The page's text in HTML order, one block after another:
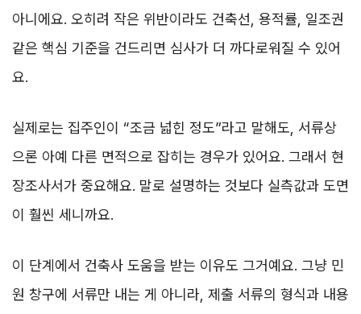
아니에요. 오히려 작은 위반이라도 건축선, 용적률, 일조권
같은 핵심 기준을 건드리면 심사가 더 까다로워질 수 있어
요.
실제로는 집주인이 “조금 넓힌 정도”라고 말해도, 서류상
으론 아예 다른 면적으로 잡히는 경우가 있어요. 그래서 현
장조사서가 중요해요. 말로 설명하는 것보다 실측값과 도면
이 훨씬 세니까요.
이 단계에서 건축사 도움을 받는 이유도 그거예요. 그냥 민
원 창구에 서류만 내는 게 아니라, 제출 서류의 형식과 내용